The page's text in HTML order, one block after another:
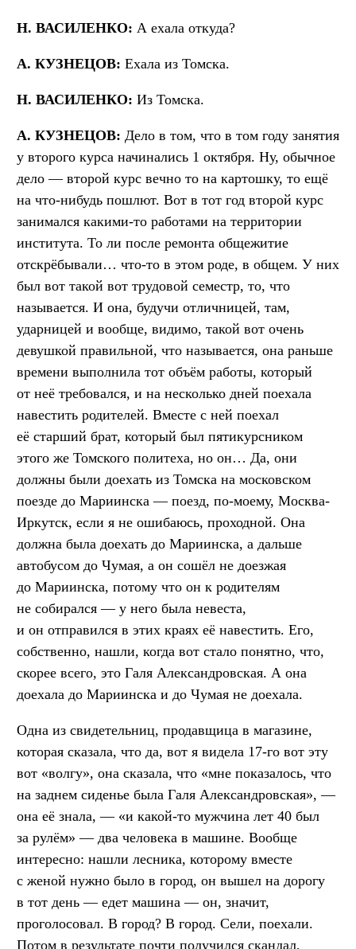
Н. ВАСИЛЕНКО: А ехала откуда?
А. КУЗНЕЦОВ: Ехала из Томска.
Н. ВАСИЛЕНКО: Из Томска.
А. КУЗНЕЦОВ: Дело в том, что в том году занятия
у второго курса начинались 1 октября. Ну, обычное
дело — второй курс вечно то на картошку, то ещё
на что-нибудь пошлют. Вот в тот год второй курс
занимался какими-то работами на территории
института. То ли после ремонта общежитие
отскрёбывали… что-то в этом роде, в общем. У них
был вот такой вот трудовой семестр, то, что
называется. И она, будучи отличницей, там,
ударницей и вообще, видимо, такой вот очень
девушкой правильной, что называется, она раньше
времени выполнила тот объём работы, который
от неё требовался, и на несколько дней поехала
навестить родителей. Вместе с ней поехал
её старший брат, который был пятикурсником
этого же Томского политеха, но он… Да, они
должны были доехать из Томска на московском
поезде до Мариинска — поезд, по-моему, Москва-
Иркутск, если я не ошибаюсь, проходной. Она
должна была доехать до Мариинска, а дальше
автобусом до Чумая, а он сошёл не доезжая
до Мариинска, потому что он к родителям
не собирался — у него была невеста,
и он отправился в этих краях её навестить. Его,
собственно, нашли, когда вот стало понятно, что,
скорее всего, это Галя Александровская. А она
доехала до Мариинска и до Чумая не доехала.
Одна из свидетельниц, продавщица в магазине,
которая сказала, что да, вот я видела 17-го вот эту
вот «волгу», она сказала, что «мне показалось, что
на заднем сиденье была Галя Александровская», —
она её знала, — «и какой-то мужчина лет 40 был
за рулём» — два человека в машине. Вообще
интересно: нашли лесника, которому вместе
с женой нужно было в город, он вышел на дорогу
в тот день — едет машина — он, значит,
проголосовал. В город? В город. Сели, поехали.
Потом в результате почти получился скандал,